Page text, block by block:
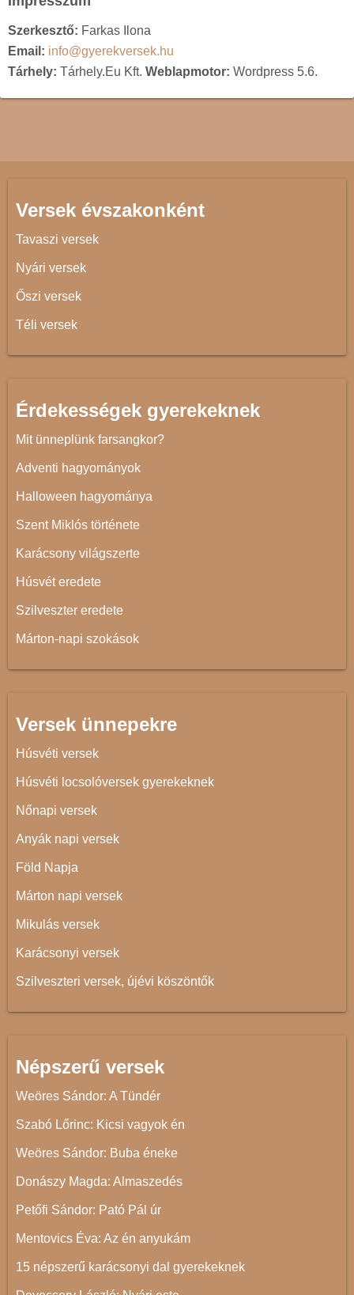
Szerkesztő: Farkas Ilona
Email: info@gyerekversek.hu
Tárhely: Tárhely.Eu Kft. Weblapmotor: Wordpress 5.6.
Versek évszakonként
Tavaszi versek
Nyári versek
Őszi versek
Téli versek
Érdekességek gyerekeknek
Mit ünneplünk farsangkor?
Adventi hagyományok
Halloween hagyománya
Szent Miklós története
Karácsony világszerte
Húsvét eredete
Szilveszter eredete
Márton-napi szokások
Versek ünnepekre
Húsvéti versek
Húsvéti locsolóversek gyerekeknek
Nőnapi versek
Anyák napi versek
Föld Napja
Márton napi versek
Mikulás versek
Karácsonyi versek
Szilveszteri versek, újévi köszöntők
Népszerű versek
Weöres Sándor: A Tündér
Szabó Lőrinc: Kicsi vagyok én
Weöres Sándor: Buba éneke
Donászy Magda: Almaszedés
Petőfi Sándor: Pató Pál úr
Mentovics Éva: Az én anyukám
15 népszerű karácsonyi dal gyerekeknek